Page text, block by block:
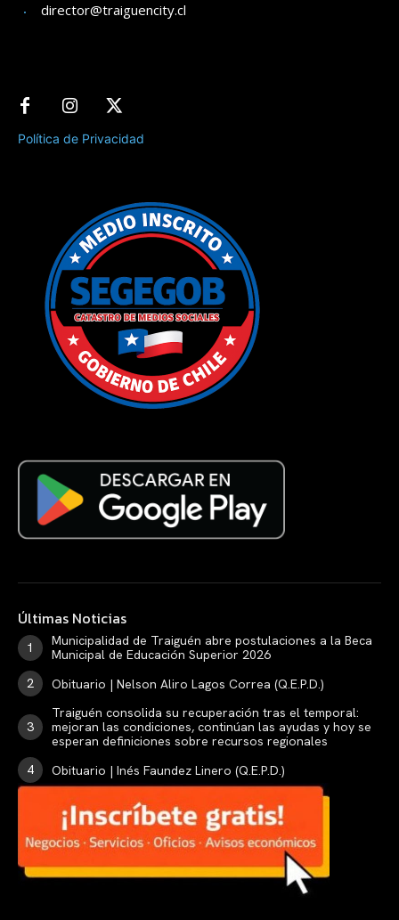
director@traiguencity.cl
Política de Privacidad
Últimas Noticias
Municipalidad de Traiguén abre postulaciones a la Beca
Municipal de Educación Superior 2026
Obituario | Nelson Aliro Lagos Correa (Q.E.P.D.)
Traiguén consolida su recuperación tras el temporal:
mejoran las condiciones, continúan las ayudas y hoy se
esperan definiciones sobre recursos regionales
Obituario | Inés Faundez Linero (Q.E.P.D.)